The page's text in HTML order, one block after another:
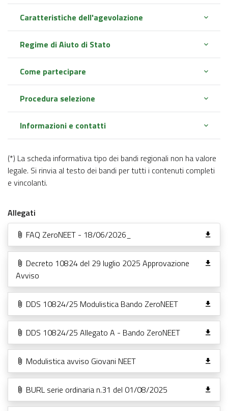
Caratteristiche dell'agevolazione
Regime di Aiuto di Stato
Come partecipare
Procedura selezione
Informazioni e contatti
(*) La scheda informativa tipo dei bandi regionali non ha valore
legale. Si rinvia al testo dei bandi per tutti i contenuti completi
e vincolanti.
Allegati
FAQ ZeroNEET - 18/06/2026_
Decreto 10824 del 29 luglio 2025 Approvazione
Avviso
DDS 10824/25 Modulistica Bando ZeroNEET
DDS 10824/25 Allegato A - Bando ZeroNEET
Modulistica avviso Giovani NEET
BURL serie ordinaria n.31 del 01/08/2025